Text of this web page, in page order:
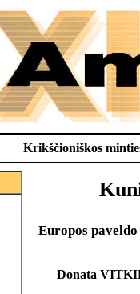
Krikščioniškos
Europos
Donata